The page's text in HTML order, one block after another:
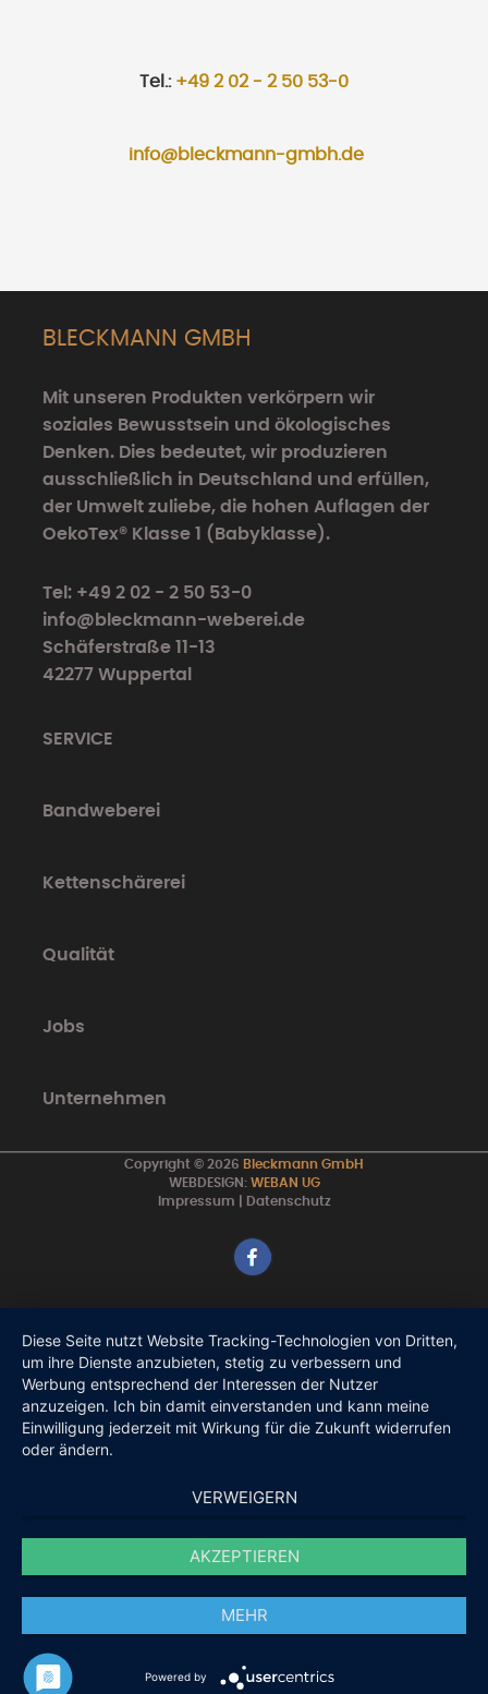
Tel.: +49 2 02 - 2 50 53-0
info@bleckmann-gmbh.de
BLECKMANN GMBH
Mit unseren Produkten verkörpern wir
soziales Bewusstsein und ökologisches
Denken. Dies bedeutet, wir produzieren
ausschließlich in Deutschland und erfüllen,
der Umwelt zuliebe, die hohen Auflagen der
OekoTex® Klasse 1 (Babyklasse).
Tel: +49 2 02 - 2 50 53-0
info@bleckmann-weberei.de
Schäferstraße 11-13
42277 Wuppertal
SERVICE
Bandweberei
Kettenschärerei
Qualität
Jobs
Unternehmen
Copyright © 2026 Bleckmann GmbH
WEBDESIGN: WEBAN UG
Impressum
Datenschutz
Diese Seite nutzt Website Tracking-Technologien von Dritten,
um ihre Dienste anzubieten, stetig zu verbessern und
Werbung entsprechend der Interessen der Nutzer
anzuzeigen. Ich bin damit einverstanden und kann meine
Einwilligung jederzeit mit Wirkung für die Zukunft widerrufen
oder ändern.
VERWEIGERN
AKZEPTIEREN
MEHR
Powered by